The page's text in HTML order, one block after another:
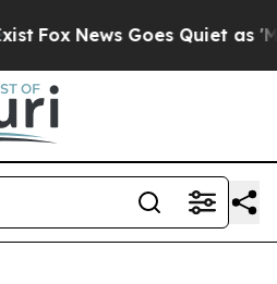
Fox News Goes Quiet as